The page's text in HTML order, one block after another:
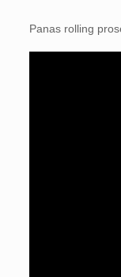
Panas rolling